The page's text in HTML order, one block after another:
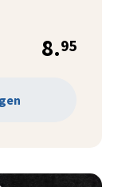
8.95